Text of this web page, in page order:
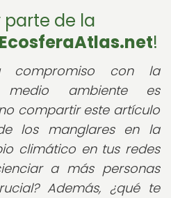
parte de la
EcosferaAtlas.net!
compromiso con la
medio ambiente es
compartir este artículo
los manglares en la
climático en tus redes
a más personas
Además, ¿qué te